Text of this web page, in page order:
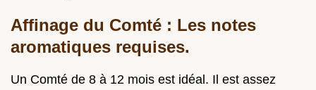
Affinage du Comté : Les notes
aromatiques requises.
Un Comté de 8 à 12 mois est idéal. Il est assez